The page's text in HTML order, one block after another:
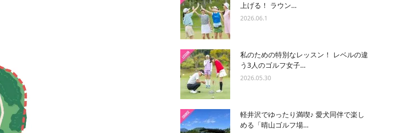
上げる！ ラウン…
2026.06.1
私のための特別なレッスン！ レベルの違
う3人のゴルフ女子…
2026.05.30
軽井沢でゆったり満喫♪ 愛犬同伴で楽し
める「晴山ゴルフ場…